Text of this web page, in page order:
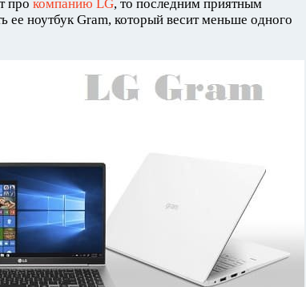
про компанию LG, то последним приятным
ее ноутбук Gram, который весит меньше одного